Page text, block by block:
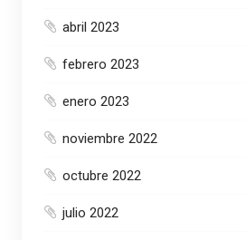
abril 2023
febrero 2023
enero 2023
noviembre 2022
octubre 2022
julio 2022